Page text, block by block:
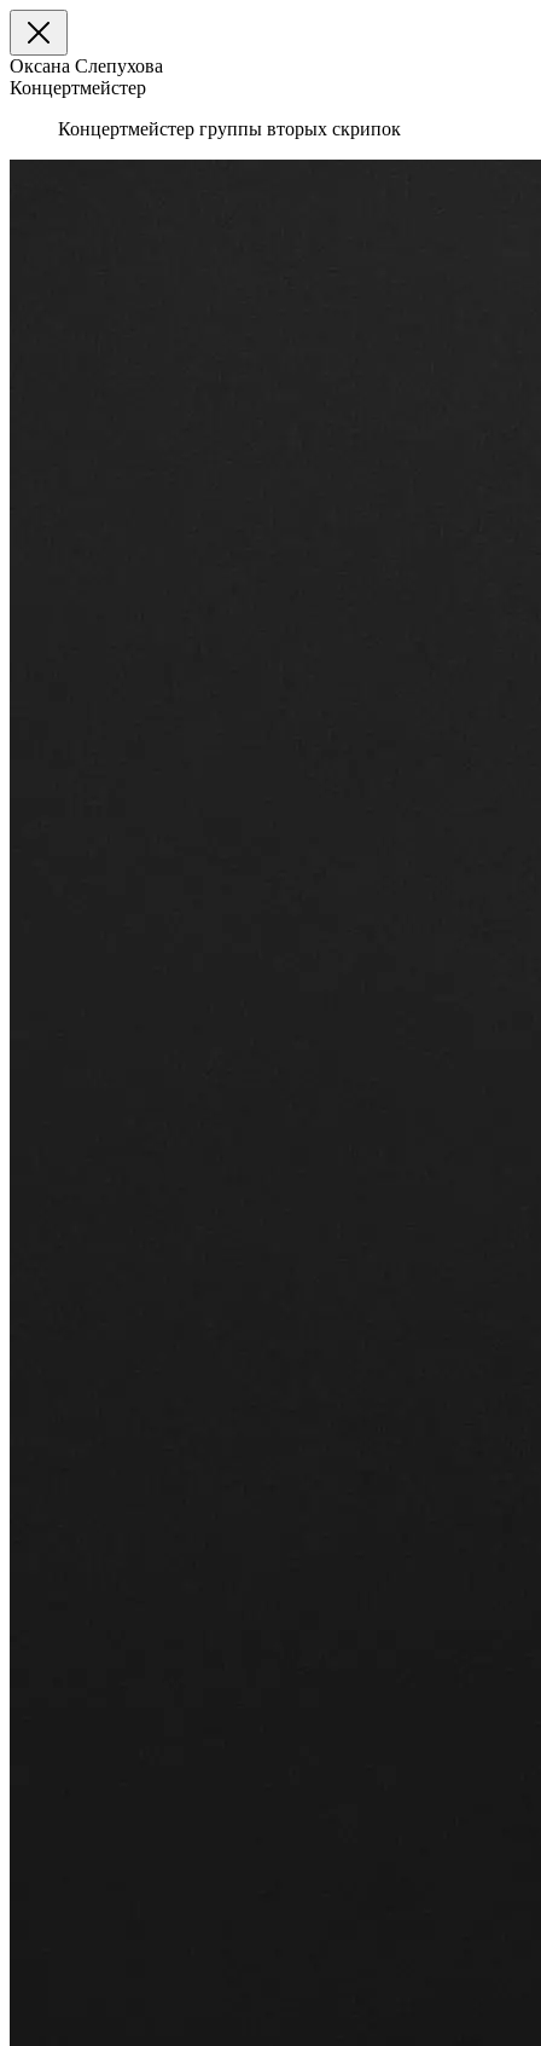
Оксана Слепухова
Концертмейстер
Концертмейстер группы вторых скрипок